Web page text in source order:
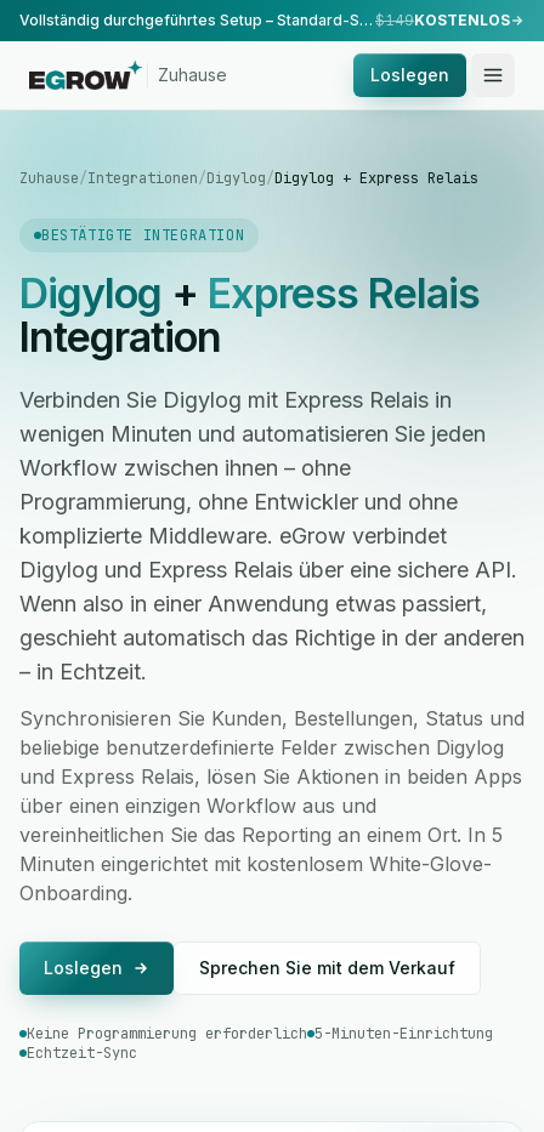
Vollständig durchgeführtes Setup – Standard-Setup, durchgeführt von unserem Team. $149KOSTENLOS
Zuhause Loslegen
Zuhause/Integrationen/Digylog/Digylog + Express Relais
BESTÄTIGTE INTEGRATION
Digylog + Express Relais
Integration
Verbinden Sie Digylog mit Express Relais in
wenigen Minuten und automatisieren Sie jeden
Workflow zwischen ihnen – ohne
Programmierung, ohne Entwickler und ohne
komplizierte Middleware. eGrow verbindet
Digylog und Express Relais über eine sichere API.
Wenn also in einer Anwendung etwas passiert,
geschieht automatisch das Richtige in der anderen
– in Echtzeit.
Synchronisieren Sie Kunden, Bestellungen, Status und
beliebige benutzerdefinierte Felder zwischen Digylog
und Express Relais, lösen Sie Aktionen in beiden Apps
über einen einzigen Workflow aus und
vereinheitlichen Sie das Reporting an einem Ort. In 5
Minuten eingerichtet mit kostenlosem White-Glove-
Onboarding.
Loslegen Sprechen Sie mit dem Verkauf
Keine Programmierung erforderlich 5-Minuten-Einrichtung
Echtzeit-Sync